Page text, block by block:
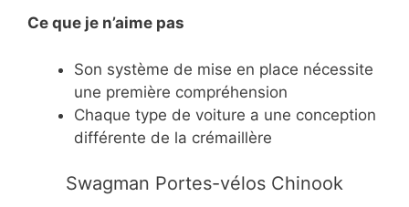
Ce que je n’aime pas
​Son système de mise en place nécessite
une première compréhension
​Chaque type de voiture a une conception
différente de la crémaillère
​Swagman Portes-vélos Chinook